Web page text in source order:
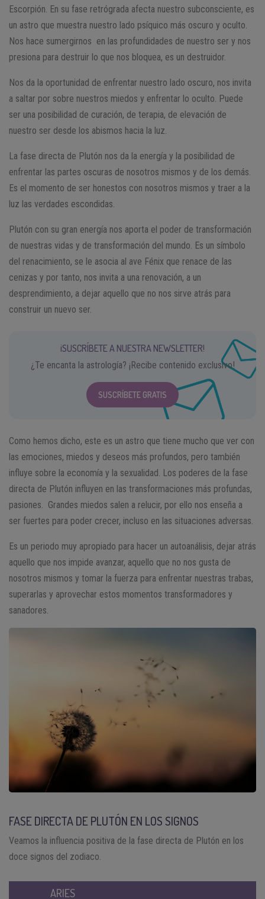
Escorpión. En su fase retrógrada afecta nuestro subconsciente, es
un astro que muestra nuestro lado psíquico más oscuro y oculto.
Nos hace sumergirnos en las profundidades de nuestro ser y nos
presiona para destruir lo que nos bloquea, es un destruidor.
Nos da la oportunidad de enfrentar nuestro lado oscuro, nos invita
a saltar por sobre nuestros miedos y enfrentar lo oculto. Puede
ser una posibilidad de curación, de terapia, de elevación de
nuestro ser desde los abismos hacia la luz.
La fase directa de Plutón nos da la energía y la posibilidad de
enfrentar las partes oscuras de nosotros mismos y de los demás.
Es el momento de ser honestos con nosotros mismos y traer a la
luz las verdades escondidas.
Plutón con su gran energía nos aporta el poder de transformación
de nuestras vidas y de transformación del mundo. Es un símbolo
del renacimiento, se le asocia al ave Fénix que renace de las
cenizas y por tanto, nos invita a una renovación, a un
desprendimiento, a dejar aquello que no nos sirve atrás para
construir un nuevo ser.
¡SUSCRÍBETE A NUESTRA NEWSLETTER!
¿Te encanta la astrología? ¡Recibe contenido exclusivo!
SUSCRÍBETE GRATIS
Como hemos dicho, este es un astro que tiene mucho que ver con
las emociones, miedos y deseos más profundos, pero también
influye sobre la economía y la sexualidad. Los poderes de la fase
directa de Plutón influyen en las transformaciones más profundas,
pasiones. Grandes miedos salen a relucir, por ello nos enseña a
ser fuertes para poder crecer, incluso en las situaciones adversas.
Es un periodo muy apropiado para hacer un autoanálisis, dejar atrás
aquello que nos impide avanzar, aquello que no nos gusta de
nosotros mismos y tomar la fuerza para enfrentar nuestras trabas,
superarlas y aprovechar estos momentos transformadores y
sanadores.
FASE DIRECTA DE PLUTÓN EN LOS SIGNOS
Veamos la influencia positiva de la fase directa de Plutón en los
doce signos del zodiaco.
ARIES